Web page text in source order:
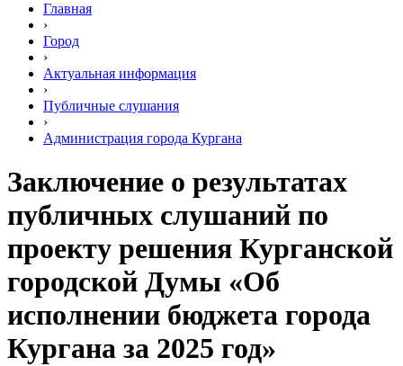
Главная
›
Город
›
Актуальная информация
›
Публичные слушания
›
Администрация города Кургана
Заключение о результатах
публичных слушаний по
проекту решения Курганской
городской Думы «Об
исполнении бюджета города
Кургана за 2025 год»